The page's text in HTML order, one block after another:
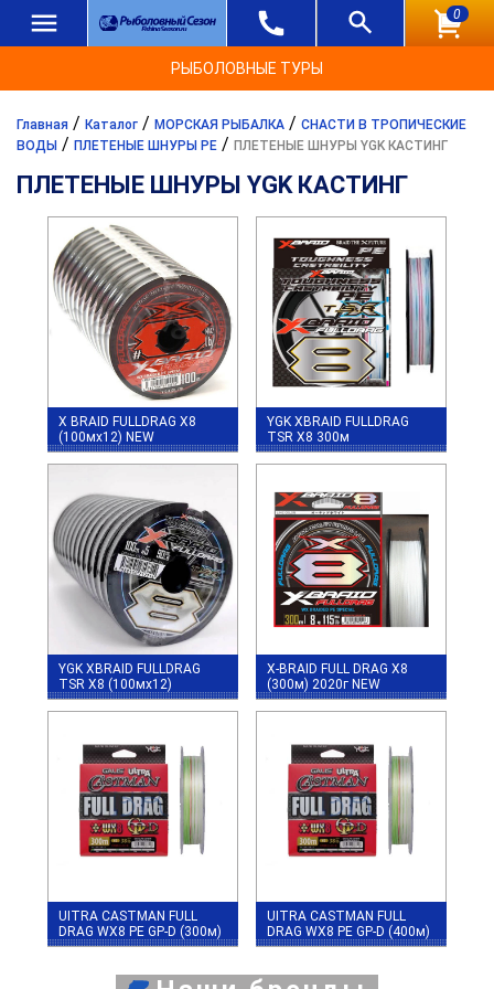
0
РЫБОЛОВНЫЕ ТУРЫ
Главная / Каталог / МОРСКАЯ РЫБАЛКА / СНАСТИ В ТРОПИЧЕСКИЕ
ВОДЫ / ПЛЕТЕНЫЕ ШНУРЫ PE / ПЛЕТЕНЫЕ ШНУРЫ YGK КАСТИНГ
ПЛЕТЕНЫЕ ШНУРЫ YGK КАСТИНГ
X BRAID FULLDRAG X8
(100мx12) NEW
YGK XBRAID FULLDRAG
TSR X8 300м
YGK XBRAID FULLDRAG
TSR X8 (100мх12)
X-BRAID FULL DRAG X8
(300м) 2020г NEW
UITRA CASTMAN FULL
DRAG WX8 PE GP-D (300м)
UITRA CASTMAN FULL
DRAG WX8 PE GP-D (400м)